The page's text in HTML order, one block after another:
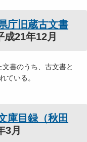
庁旧蔵古文書
成21年12月
書のうち、古文書と
ている。
庫目録（秋田
3月